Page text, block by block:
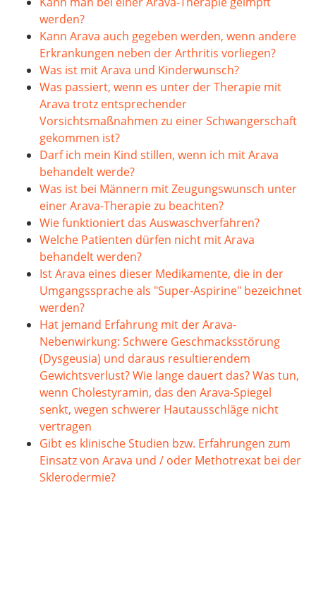
werden?
Kann Arava auch gegeben werden, wenn andere
Erkrankungen neben der Arthritis vorliegen?
Was ist mit Arava und Kinderwunsch?
Was passiert, wenn es unter der Therapie mit
Arava trotz entsprechender
Vorsichtsmaßnahmen zu einer Schwangerschaft
gekommen ist?
Darf ich mein Kind stillen, wenn ich mit Arava
behandelt werde?
Was ist bei Männern mit Zeugungswunsch unter
einer Arava-Therapie zu beachten?
Wie funktioniert das Auswaschverfahren?
Welche Patienten dürfen nicht mit Arava
behandelt werden?
Ist Arava eines dieser Medikamente, die in der
Umgangssprache als "Super-Aspirine" bezeichnet
werden?
Hat jemand Erfahrung mit der Arava-
Nebenwirkung: Schwere Geschmacksstörung
(Dysgeusia) und daraus resultierendem
Gewichtsverlust? Wie lange dauert das? Was tun,
wenn Cholestyramin, das den Arava-Spiegel
senkt, wegen schwerer Hautausschläge nicht
vertragen
Gibt es klinische Studien bzw. Erfahrungen zum
Einsatz von Arava und / oder Methotrexat bei der
Sklerodermie?